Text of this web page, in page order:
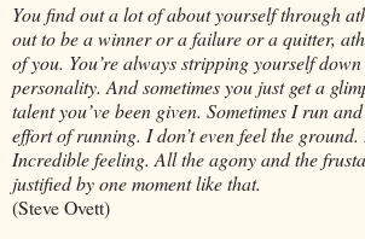
You find out a lot of about yourself through
out to be a winner or a failure or a quitter,
of you. You’re always stripping yourself
personality. And sometimes you just get a
talent you’ve been given. Sometimes I run
effort of running. I don’t even feel the
Incredible feeling. All the agony and the
justified by one moment like that.
(Steve Ovett)